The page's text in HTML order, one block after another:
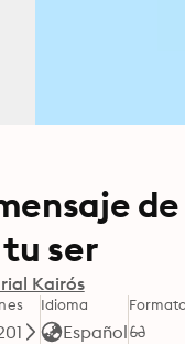
ser
Kairós
Idioma
Español